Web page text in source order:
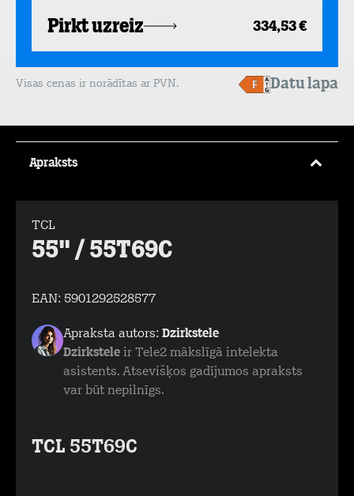
Pirkt uzreiz 334,53 €
Visas cenas ir norādītas ar PVN. Datu lapa
Apraksts
TCL
55" / 55T69C
EAN: 5901292528577
Apraksta autors: Dzirkstele
Dzirkstele ir Tele2 mākslīgā intelekta
asistents. Atsevišķos gadījumos apraksts
var būt nepilnīgs.
TCL 55T69C